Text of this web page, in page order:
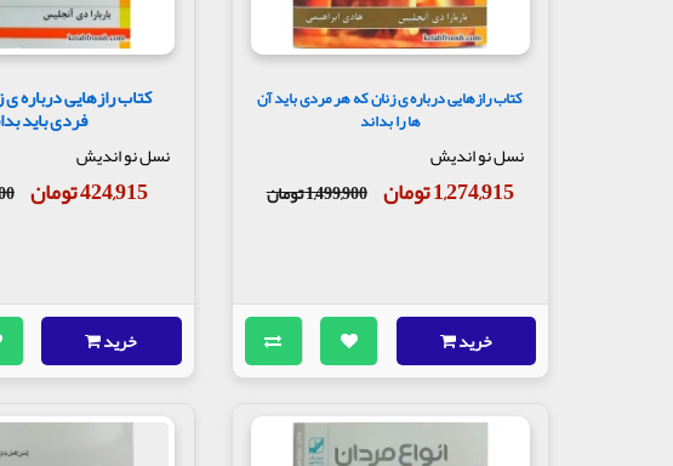
کتاب رازهایی درباره ی زنان که هر مردی باید آن
ها را بداند
نسل نو اندیش
1,274,915 تومان 1,499,900 تومان
خرید
کتاب رازهایی درباره
فردی باید
نسل نو اندیش
424,915 تومان
خرید